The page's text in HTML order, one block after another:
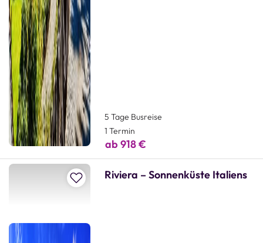
5 Tage Busreise
1 Termin
ab 918 €
Zur Merkliste hinzufügen
Riviera – Sonnenküste Italiens